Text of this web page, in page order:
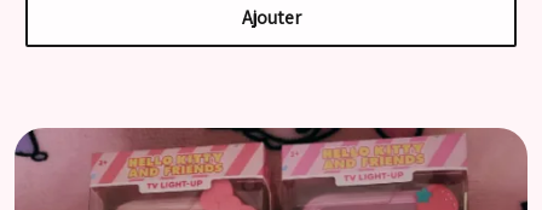
Ajouter